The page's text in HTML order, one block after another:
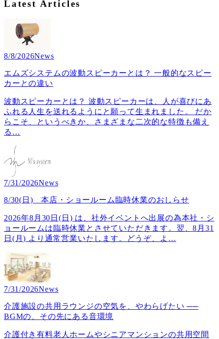
Latest Articles
8/8/2026News
エムズシステムの波動スピーカーとは？ 一般的なスピー
カーとの違い
波動スピーカーとは？ 波動スピーカーは、人が喜びにあ
ふれる人生を送れるようにと願って生まれました。 だか
らこそ、というべきか、さまざまな二次的な特徴も備え
る …
7/31/2026News
8/30(日) 本店・ショールーム臨時休業のおしらせ
2026年8月30日(日) は、社外イベントへ出展の為本社・シ
ョールームは臨時休業とさせていただきます。翌、8月31
日(月) より通常営業いたします。どうぞ、よ …
7/31/2026News
介護施設の共用ラウンジの空気を、やわらげたい ──
BGMの、その先にある音環境
介護付き有料老人ホームやシニアマンションの共用空間